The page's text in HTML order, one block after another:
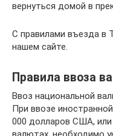
вернуться домой в
С правилами въезда в
нашем сайте.
Правила ввоза
Ввоз национальной
При ввозе
000 долларов США, или